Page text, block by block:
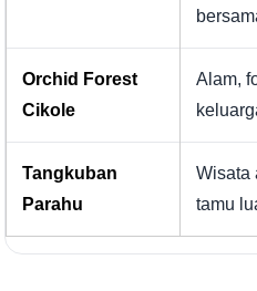
Orchid Forest
Cikole
Alam,
Tangkuban
Parahu
Wisata
tamu